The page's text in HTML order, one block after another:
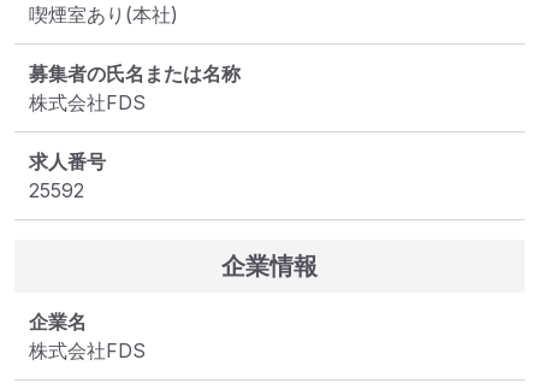
喫煙室あり(本社)
募集者の氏名または名称
株式会社FDS
求人番号
25592
企業情報
企業名
株式会社FDS